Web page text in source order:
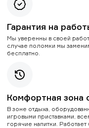
Гарантия на
Мы уверенны в своей
случае поломки мы
бесплатно.
Комфортная зона
В зоне отдыха,
игровыми приставками,
горячие напитки. Работает